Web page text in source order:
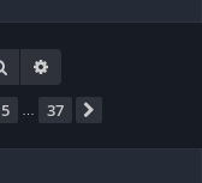
Search
5 37